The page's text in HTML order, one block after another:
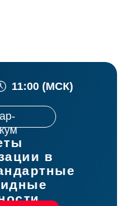
11:00 (МСК)
в